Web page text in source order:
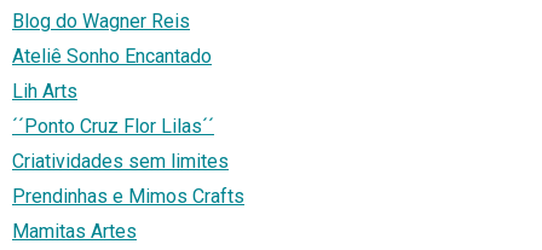
Blog do Wagner Reis
Ateliê Sonho Encantado
Lih Arts
´´Ponto Cruz Flor Lilas´´
Criatividades sem limites
Prendinhas e Mimos Crafts
Mamitas Artes